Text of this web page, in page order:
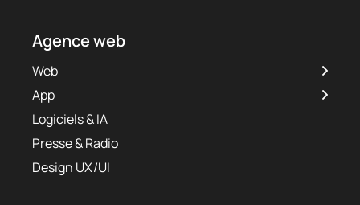
Agence web
Web
App
Logiciels & IA
Presse & Radio
Design UX/UI